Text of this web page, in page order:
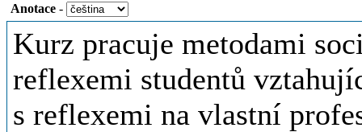
Anotace -
Kurz pracuje metodami
reflexemi studentů
s reflexemi na vlastní